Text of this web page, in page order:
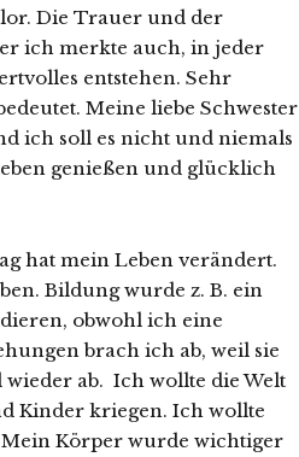
Die Trauer und der
ich merkte auch, in jeder
entstehen. Sehr
Meine liebe Schwester
ich soll es nicht und niemals
genießen und glücklich
hat mein Leben verändert.
Bildung wurde z. B. ein
obwohl ich eine
brach ich ab, weil sie
ab. Ich wollte die Welt
Kinder kriegen. Ich wollte
Mein Körper wurde wichtiger